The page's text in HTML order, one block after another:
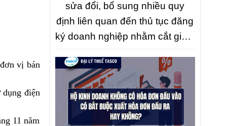
vị bán
điện
11 năm
sửa đổi, bổ sung nhiều quy
định liên quan đến thủ tục đăng
ký doanh nghiệp nhằm cắt giảm
số và đơn giản hóa quy trình xử
lý hồ sơ. Dưới đây là những
thay đổi nổi bật mà doanh
nghiệp và nhà đầu tư cần lưu ý.